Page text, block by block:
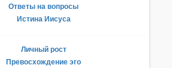
Ответы на вопросы
Истина Иисуса
Личный рост
Превосхождение эго